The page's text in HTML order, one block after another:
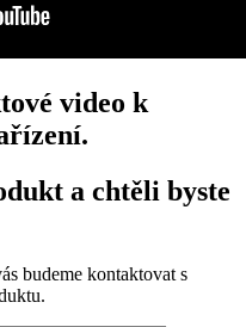
video k
a chtěli byste
budeme kontaktovat s